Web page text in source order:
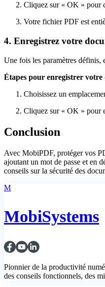
Cliquez sur « OK » pour
Votre fichier PDF est
4. Enregistrez votre
Une fois les paramètres définis,
Étapes pour enregistrer votre
Choisissez un
Cliquez sur « OK » pour
Conclusion
Avec MobiPDF, protéger vos
ajoutant un mot de passe et en
conseils sur la sécurité des
M
MobiSystems
Pionnier de la productivité
des conseils fonctionnels, des